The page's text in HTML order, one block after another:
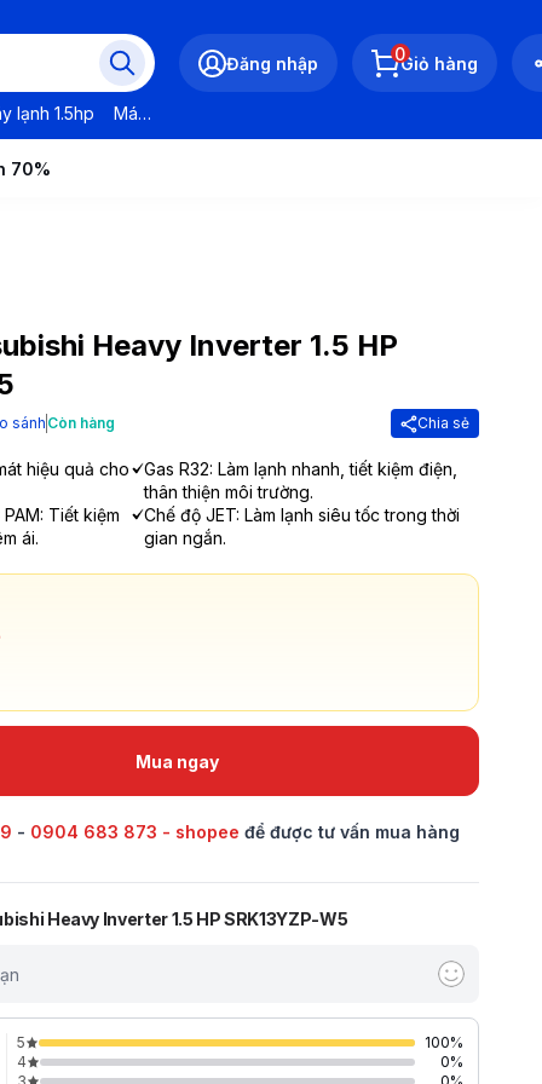
lạnh 1.5hp Máy lạnh LG
Đăng nhập 0Giỏ hàng
70%
Heavy Inverter 1.5 HP
sánh Còn hàng Chia sẻ
hiệu quả cho
Gas R32: Làm lạnh nhanh, tiết kiệm điện,
thân thiện môi trường.
Tiết kiệm
ái.
Chế độ JET: Làm lạnh siêu tốc trong thời
gian ngắn.
Mua ngay
- 0904 683 873 - shopee để được tư vấn mua hàng
Heavy Inverter 1.5 HP SRK13YZP-W5
5 100%
4
0%